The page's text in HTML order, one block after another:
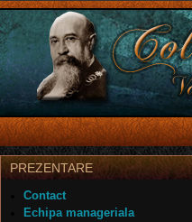
PREZENTARE
Contact
Echipa manageriala